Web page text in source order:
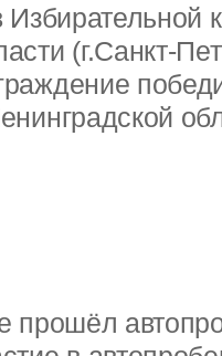
(г.Санкт-
прошёл